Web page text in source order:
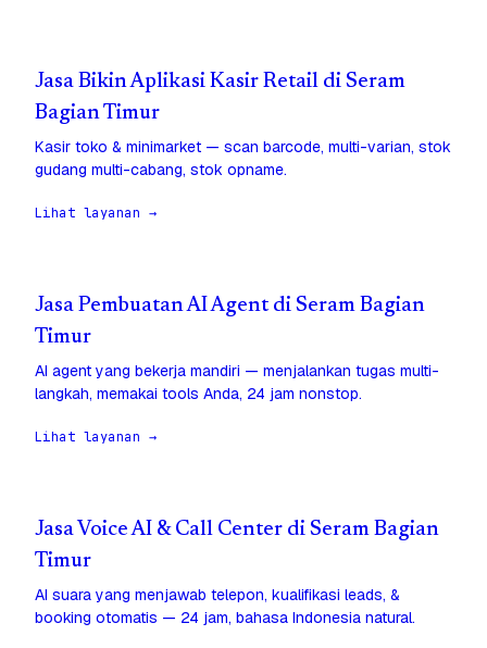
Jasa Bikin Aplikasi Kasir Retail di Seram
Bagian Timur
Kasir toko & minimarket — scan barcode, multi-varian, stok
gudang multi-cabang, stok opname.
Lihat layanan →
Jasa Pembuatan AI Agent di Seram Bagian
Timur
AI agent yang bekerja mandiri — menjalankan tugas multi-
langkah, memakai tools Anda, 24 jam nonstop.
Lihat layanan →
Jasa Voice AI & Call Center di Seram Bagian
Timur
AI suara yang menjawab telepon, kualifikasi leads, &
booking otomatis — 24 jam, bahasa Indonesia natural.